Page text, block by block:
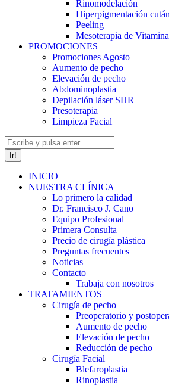
Rinomodelación
Hiperpigmentación
Peeling
Mesoterapia de
PROMOCIONES
Promociones Agosto
Aumento de pecho
Elevación de pecho
Abdominoplastia
Depilación láser SHR
Presoterapia
Limpieza Facial
Buscar:
INICIO
NUESTRA CLÍNICA
Lo primero la calidad
Dr. Francisco J. Cano
Equipo Profesional
Primera Consulta
Precio de cirugía plástica
Preguntas frecuentes
Noticias
Contacto
Trabaja con nosotros
TRATAMIENTOS
Cirugía de pecho
Preoperatorio y
Aumento de pecho
Elevación de pecho
Reducción de pecho
Cirugía Facial
Blefaroplastia
Rinoplastia